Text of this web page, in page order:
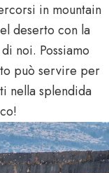
in mountain
deserto con la
noi. Possiamo
può servire per
nella splendida